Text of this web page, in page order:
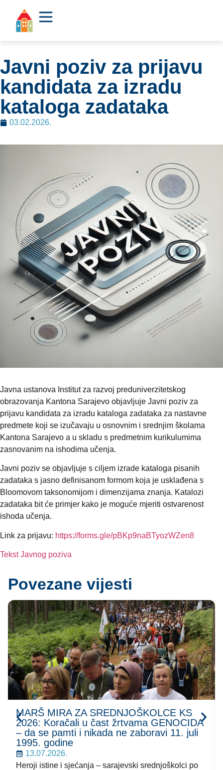
Javni poziv za prijavu
kandidata za izradu
kataloga zadataka
03.02.2026.
Javna ustanova Institut za razvoj preduniverzitetskog
obrazovanja Kantona Sarajevo objavljuje Javni poziv za
prijavu kandidata za izradu kataloga zadataka za nastavne
predmete koji se izučavaju u osnovnim i srednjim školama
Kantona Sarajevo a u skladu s predmetnim kurikulumima
zasnovanim na ishodima učenja.
Javni poziv se objavljuje s ciljem izrade kataloga pisanih
zadataka s jasno definisanom formom koja je usklađena s
Bloomovom taksonomijom i dimenzijama znanja. Katalozi
zadataka bit će primjer kako je moguće mjeriti ostvarenost
ishoda učenja.
Link za prijavu: https://forms.gle/pBKp9naBTyozWZen8
Tekst Javnog poziva
Povezane vijesti
MARŠ MIRA ZA SREDNJOŠKOLCE KS
2026: Koračali u čast žrtvama GENOCIDA
– da se pamti i nikada ne zaboravi 11. juli
1995. godine
13.07.2026.
Heroji istine i sjećanja – sarajevski srednjoškolci po